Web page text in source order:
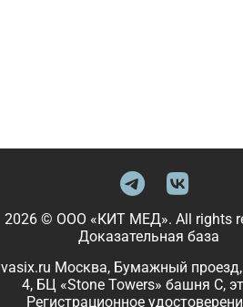
2026 © ООО «КИТ МЕД». All rights
Доказательная база
Москва, Бумажный проезд,
4, БЦ «Stone Towers» башня C,
Регистрационное